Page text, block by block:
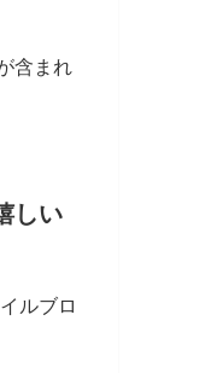
含まれ
しい